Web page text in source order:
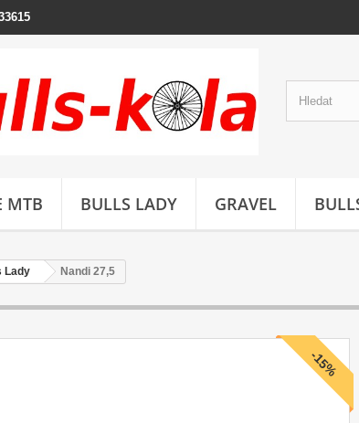
MTB BULLS LADY GRAVEL
Lady Nandi 27,5
-15%